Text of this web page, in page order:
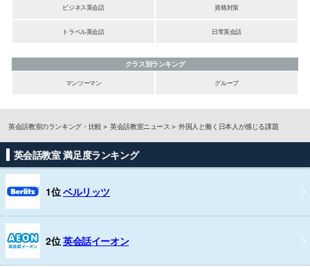
ビジネス英会話
資格対策
トラベル英会話 日常英会話
クラス別ランキング
マンツーマン
グループ
英会話教室のランキング・比較 英会話教室ニュース 外国人と働く日本人が感じる課題
英会話教室 満足度ランキング
1位ベルリッツ
2位英会話イーオン